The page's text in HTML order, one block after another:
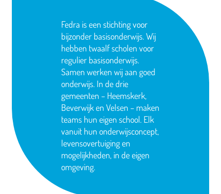
Fedra is een stichting voor
bijzonder basisonderwijs. Wij
hebben twaalf scholen voor
regulier basisonderwijs.
Samen werken wij aan goed
onderwijs. In de drie
gemeenten – Heemskerk,
Beverwijk en Velsen – maken
teams hun eigen school. Elk
vanuit hun onderwijsconcept,
levensovertuiging en
mogelijkheden, in de eigen
omgeving.